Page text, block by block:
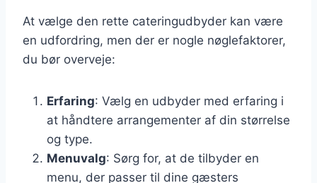
At vælge den rette cateringudbyder kan være
en udfordring, men der er nogle nøglefaktorer,
du bør overveje:
Erfaring: Vælg en udbyder med erfaring i
at håndtere arrangementer af din størrelse
og type.
Menuvalg: Sørg for, at de tilbyder en
menu, der passer til dine gæsters